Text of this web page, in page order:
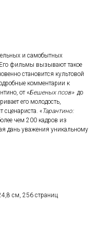
и самобытных
фильмы вызывают такое
становится культовой
комментарии к
от «Бешеных псов»до
его молодость,
сценариста. «Тарантино:
чем 200 кадров из
дань уважения уникальному
см, 256 страниц